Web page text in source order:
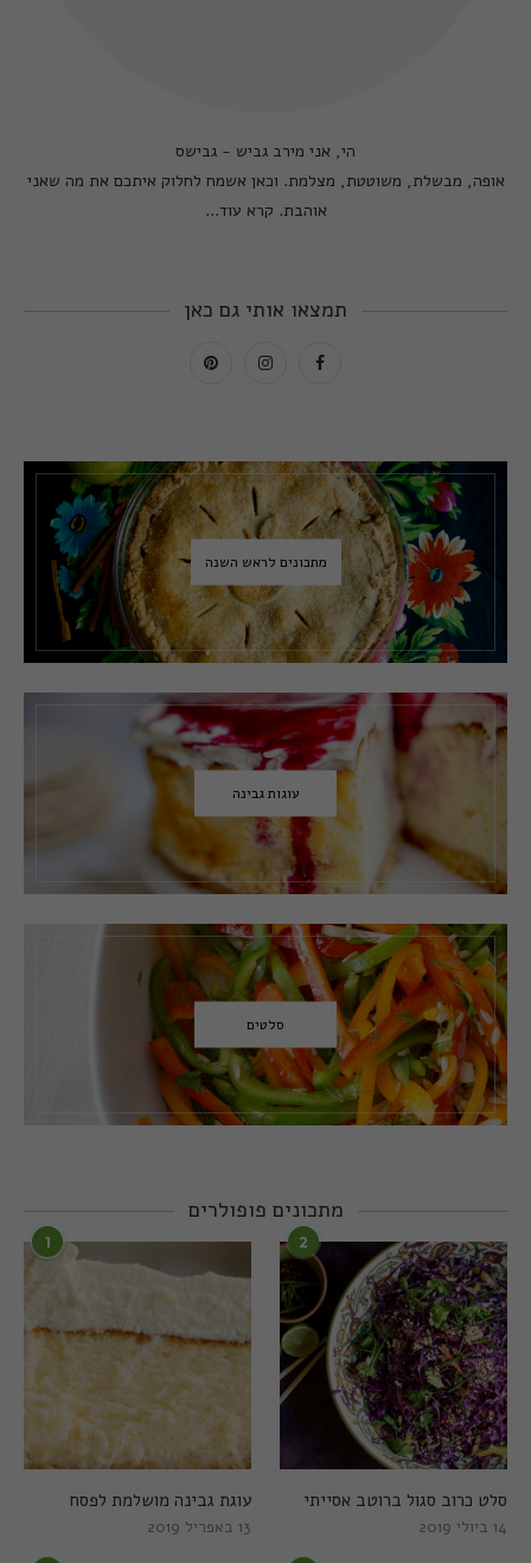
הי, אני מירב גביש - גבישס
אופה, מבשלת, משוטטת, מצלמת. וכאן אשמח לחלוק איתכם את מה שאני
אוהבת. קרא עוד...
תמצאו אותי גם כאן
מתכונים לראש השנה
עוגות גבינה
סלטים
מתכונים פופולרים
1
עוגת גבינה מושלמת לפסח
13 באפריל 2019
2
סלט כרוב סגול ברוטב אסייתי
14 ביולי 2019